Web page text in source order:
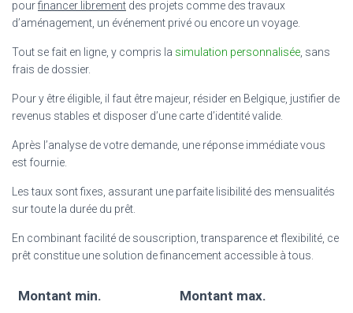
pourfinancer librement des projets comme des travaux
d’aménagement, un événement privé ou encore un voyage.
Tout se fait en ligne, y compris la simulation personnalisée , sans
frais de dossier.
Pour y être éligible, il faut être majeur, résider en Belgique, justifier de
revenus stables et disposer d’une carte d’identité valide.
Après l’analyse de votre demande, une réponse immédiate vous
est fournie.
Les taux sont fixes, assurant une parfaite lisibilité des mensualités
sur toute la durée du prêt.
En combinant facilité de souscription, transparence et flexibilité, ce
prêt constitue une solution de financement accessible à tous.
Montant min. Montant max.